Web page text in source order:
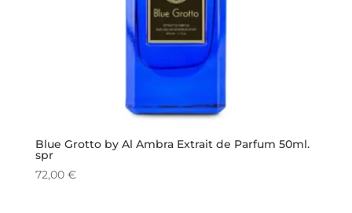
Blue Grotto by Al Ambra Extrait de Parfum 50ml.
spr
72,00 €